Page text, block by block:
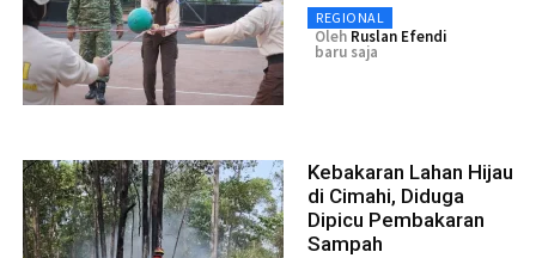
REGIONAL
Oleh Ruslan Efendi
baru saja
Kebakaran Lahan Hijau
di Cimahi, Diduga
Dipicu Pembakaran
Sampah